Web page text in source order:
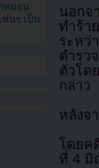
นอก
ทำร้า
ระห
ตำรว
ตัวโด
กล่าว
หลังจ
โดยค
ที่ 4 มิ
หมอน
นๆ เป็น